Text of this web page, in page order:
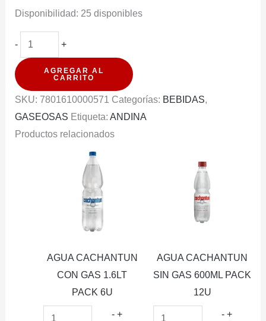
Disponibilidad: 25 disponibles
-
COCA-
COLA
ORIGINAL
591ML
+
AGREGAR AL
CARRITO
SKU: 7801610000571 Categorías: BEBIDAS,
GASEOSAS Etiqueta: ANDINA
Productos relacionados
AGUA CACHANTUN
CON GAS 1.6LT
PACK 6U
- AGUA
+
AGUA CACHANTUN
SIN GAS 600ML PACK
12U
- AGUA
+